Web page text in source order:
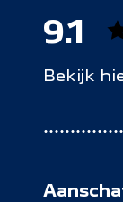
9.1
Bekijk
van